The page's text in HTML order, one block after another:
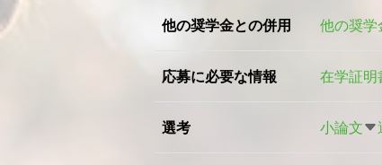
他の奨学金との併用 他の奨学
応募に必要な情報 在学証明
選考 小論文